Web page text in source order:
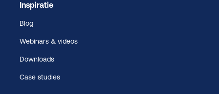
Inspiratie
Blog
Webinars & videos
Downloads
Case studies